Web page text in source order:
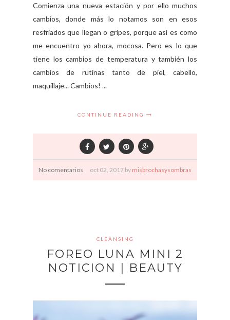
Comienza una nueva estación y por ello muchos
cambios, donde más lo notamos son en esos
resfriados que llegan o gripes, porque así es como
me encuentro yo ahora, mocosa. Pero es lo que
tiene los cambios de temperatura y también los
cambios de rutinas tanto de piel, cabello,
maquillaje... Cambios! ...
CONTINUE READING
No comentarios oct 02, 2017 by misbrochasysombras
CLEANSING
FOREO LUNA MINI 2
NOTICION | BEAUTY